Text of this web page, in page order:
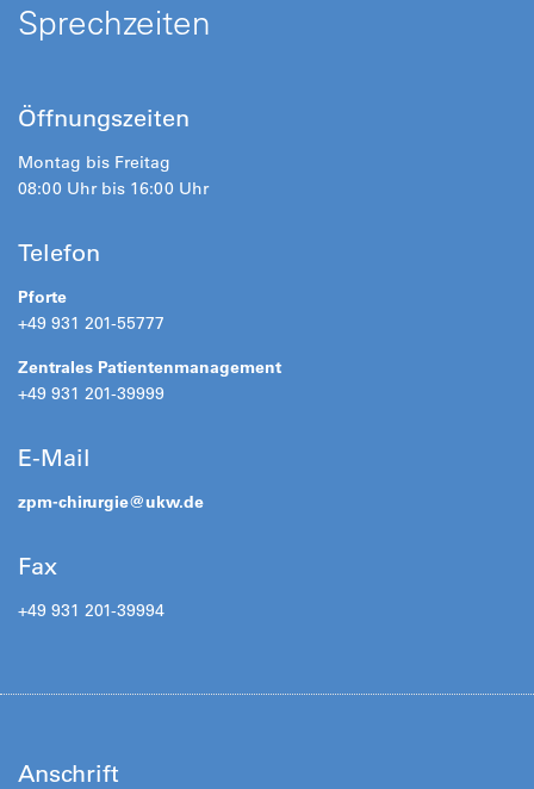
Sprechzeiten
Öffnungszeiten
Montag bis Freitag
08:00 Uhr bis 16:00 Uhr
Telefon
Pforte
+49 931 201-55777
Zentrales Patientenmanagement
+49 931 201-39999
E-Mail
zpm-chirurgie@ukw.de
Fax
+49 931 201-39994
Anschrift